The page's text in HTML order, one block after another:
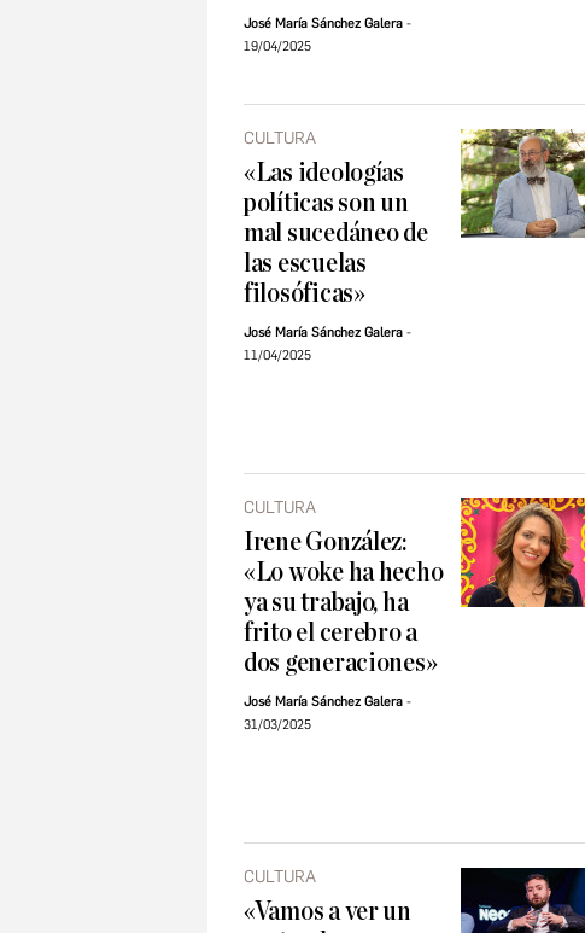
José María Sánchez Galera
19/04/2025
CULTURA
«Las ideologías
políticas son un
mal sucedáneo de
las escuelas
filosóficas»
José María Sánchez Galera
11/04/2025
CULTURA
Irene González:
«Lo woke ha hecho
ya su trabajo, ha
frito el cerebro a
dos generaciones»
José María Sánchez Galera
31/03/2025
CULTURA
«Vamos a ver un